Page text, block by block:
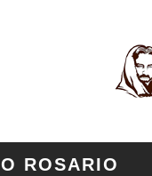
ROSARIO